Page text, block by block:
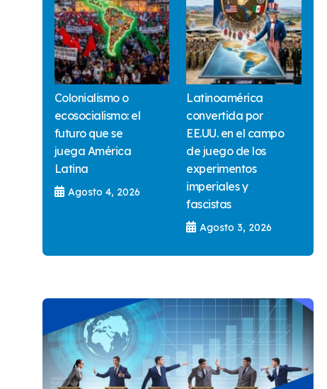
Colonialismo o
ecosocialismo: el
futuro que se
juega América
Latina
Agosto 4, 2026
Latinoamérica
convertida por
EE.UU. en el campo
de juego de los
experimentos
imperiales y
fascistas
Agosto 3, 2026